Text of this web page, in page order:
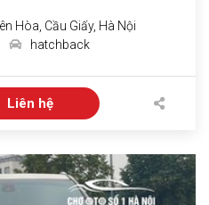
Hòa, Cầu Giấy, Hà Nội
hatchback
Liên hệ